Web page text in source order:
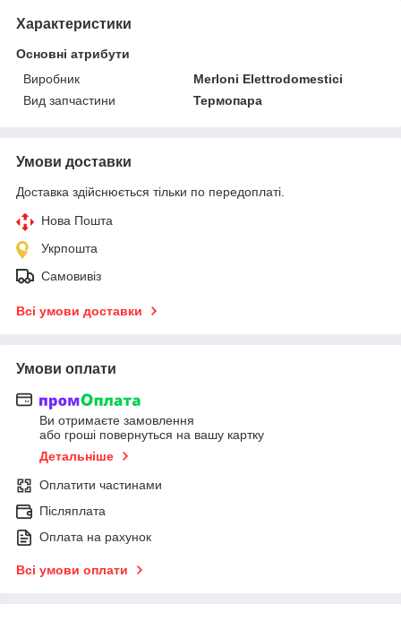
Характеристики
Основні атрибути
Виробник
Merloni Elettrodomestici
Вид запчастини
Термопара
Умови доставки
Доставка здійснюється тільки по передоплаті.
Нова Пошта
Укрпошта
Самовивіз
Всі умови доставки
Умови оплати
Ви отримаєте замовлення
або гроші повернуться на вашу картку
Детальніше
Оплатити частинами
Післяплата
Оплата на рахунок
Всі умови оплати